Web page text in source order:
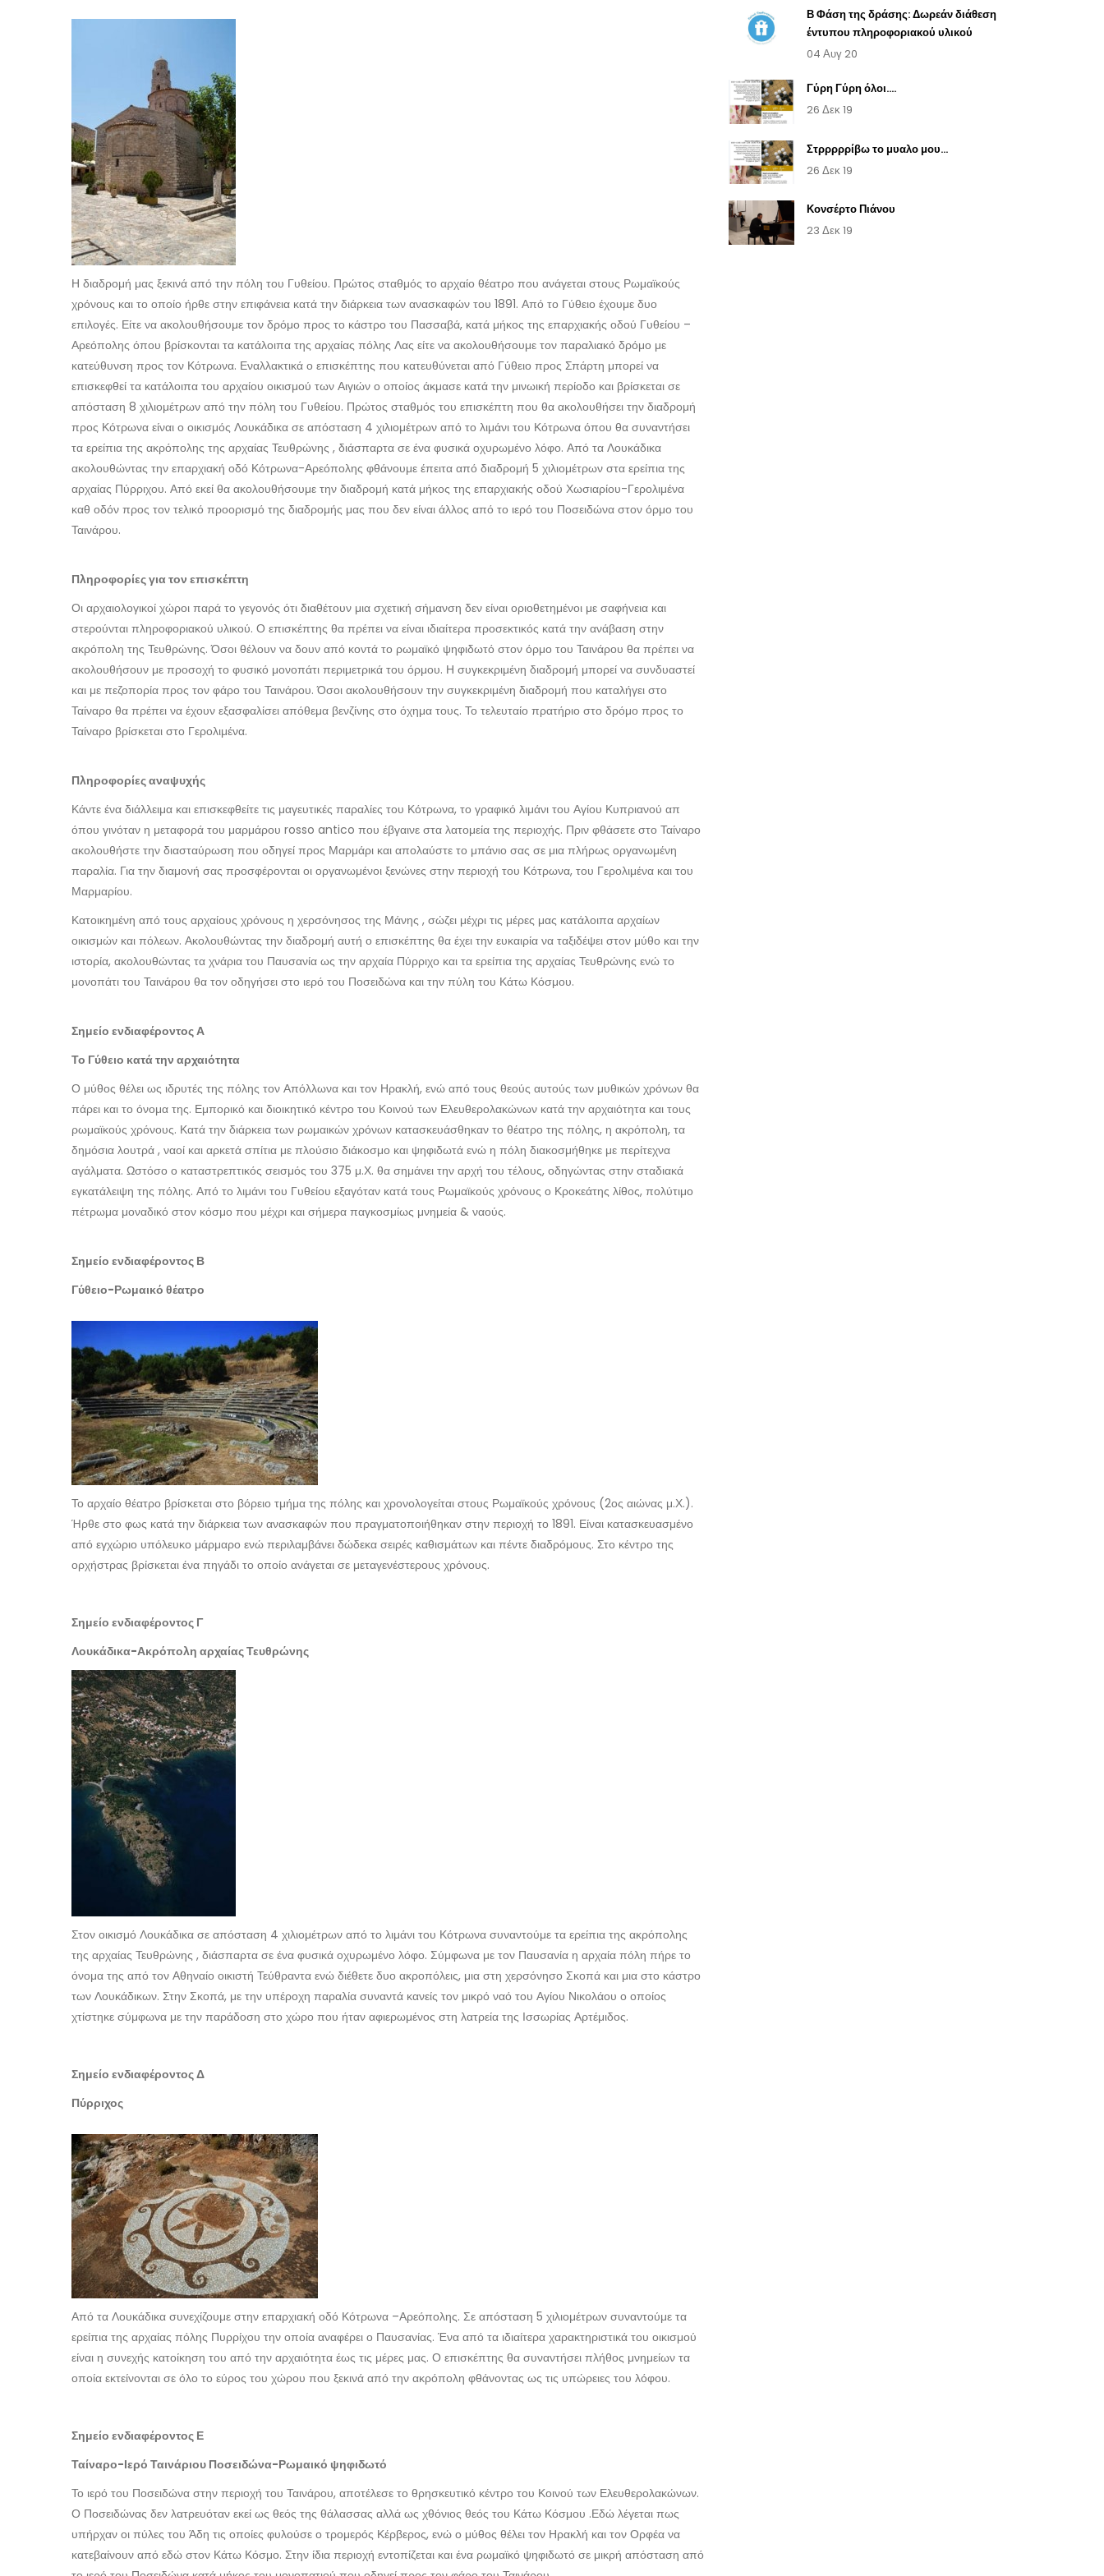
Η διαδρομή μας ξεκινά από την πόλη του Γυθείου. Πρώτος σταθμός το αρχαίο θέατρο που ανάγεται στους Ρωμαϊκούς
χρόνους και το οποίο ήρθε στην επιφάνεια κατά την διάρκεια των ανασκαφών του 1891. Από το Γύθειο έχουμε δυο
επιλογές. Είτε να ακολουθήσουμε τον δρόμο προς το κάστρο του Πασσαβά, κατά μήκος της επαρχιακής οδού Γυθείου –
Αρεόπολης όπου βρίσκονται τα κατάλοιπα της αρχαίας πόλης Λας είτε να ακολουθήσουμε τον παραλιακό δρόμο με
κατεύθυνση προς τον Κότρωνα. Εναλλακτικά ο επισκέπτης που κατευθύνεται από Γύθειο προς Σπάρτη μπορεί να
επισκεφθεί τα κατάλοιπα του αρχαίου οικισμού των Αιγιών ο οποίος άκμασε κατά την μινωική περίοδο και βρίσκεται σε
απόσταση 8 χιλιομέτρων από την πόλη του Γυθείου. Πρώτος σταθμός του επισκέπτη που θα ακολουθήσει την διαδρομή
προς Κότρωνα είναι ο οικισμός Λουκάδικα σε απόσταση 4 χιλιομέτρων από το λιμάνι του Κότρωνα όπου θα συναντήσει
τα ερείπια της ακρόπολης της αρχαίας Τευθρώνης , διάσπαρτα σε ένα φυσικά οχυρωμένο λόφο. Από τα Λουκάδικα
ακολουθώντας την επαρχιακή οδό Κότρωνα-Αρεόπολης φθάνουμε έπειτα από διαδρομή 5 χιλιομέτρων στα ερείπια της
αρχαίας Πύρριχου. Από εκεί θα ακολουθήσουμε την διαδρομή κατά μήκος της επαρχιακής οδού Χωσιαρίου-Γερολιμένα
καθ οδόν προς τον τελικό προορισμό της διαδρομής μας που δεν είναι άλλος από το ιερό του Ποσειδώνα στον όρμο του
Ταινάρου.
Πληροφορίες για τον επισκέπτη
Οι αρχαιολογικοί χώροι παρά το γεγονός ότι διαθέτουν μια σχετική σήμανση δεν είναι οριοθετημένοι με σαφήνεια και
στερούνται πληροφοριακού υλικού. Ο επισκέπτης θα πρέπει να είναι ιδιαίτερα προσεκτικός κατά την ανάβαση στην
ακρόπολη της Τευθρώνης. Όσοι θέλουν να δουν από κοντά το ρωμαϊκό ψηφιδωτό στον όρμο του Ταινάρου θα πρέπει να
ακολουθήσουν με προσοχή το φυσικό μονοπάτι περιμετρικά του όρμου. Η συγκεκριμένη διαδρομή μπορεί να συνδυαστεί
και με πεζοπορία προς τον φάρο του Ταινάρου. Όσοι ακολουθήσουν την συγκεκριμένη διαδρομή που καταλήγει στο
Ταίναρο θα πρέπει να έχουν εξασφαλίσει απόθεμα βενζίνης στο όχημα τους. Το τελευταίο πρατήριο στο δρόμο προς το
Ταίναρο βρίσκεται στο Γερολιμένα.
Πληροφορίες αναψυχής
Κάντε ένα διάλλειμα και επισκεφθείτε τις μαγευτικές παραλίες του Κότρωνα, το γραφικό λιμάνι του Αγίου Κυπριανού απ
όπου γινόταν η μεταφορά του μαρμάρου rosso antico που έβγαινε στα λατομεία της περιοχής. Πριν φθάσετε στο Ταίναρο
ακολουθήστε την διασταύρωση που οδηγεί προς Μαρμάρι και απολαύστε το μπάνιο σας σε μια πλήρως οργανωμένη
παραλία. Για την διαμονή σας προσφέρονται οι οργανωμένοι ξενώνες στην περιοχή του Κότρωνα, του Γερολιμένα και του
Μαρμαρίου.
Κατοικημένη από τους αρχαίους χρόνους η χερσόνησος της Μάνης , σώζει μέχρι τις μέρες μας κατάλοιπα αρχαίων
οικισμών και πόλεων. Ακολουθώντας την διαδρομή αυτή ο επισκέπτης θα έχει την ευκαιρία να ταξιδέψει στον μύθο και την
ιστορία, ακολουθώντας τα χνάρια του Παυσανία ως την αρχαία Πύρριχο και τα ερείπια της αρχαίας Τευθρώνης ενώ το
μονοπάτι του Ταινάρου θα τον οδηγήσει στο ιερό του Ποσειδώνα και την πύλη του Κάτω Κόσμου.
Σημείο ενδιαφέροντος Α
Το Γύθειο κατά την αρχαιότητα
Ο μύθος θέλει ως ιδρυτές της πόλης τον Απόλλωνα και τον Ηρακλή, ενώ από τους θεούς αυτούς των μυθικών χρόνων θα
πάρει και το όνομα της. Εμπορικό και διοικητικό κέντρο του Κοινού των Ελευθερολακώνων κατά την αρχαιότητα και τους
ρωμαϊκούς χρόνους. Κατά την διάρκεια των ρωμαικών χρόνων κατασκευάσθηκαν το θέατρο της πόλης, η ακρόπολη, τα
δημόσια λουτρά , ναοί και αρκετά σπίτια με πλούσιο διάκοσμο και ψηφιδωτά ενώ η πόλη διακοσμήθηκε με περίτεχνα
αγάλματα. Ωστόσο ο καταστρεπτικός σεισμός του 375 μ.Χ. θα σημάνει την αρχή του τέλους, οδηγώντας στην σταδιακά
εγκατάλειψη της πόλης. Από το λιμάνι του Γυθείου εξαγόταν κατά τους Ρωμαϊκούς χρόνους ο Κροκεάτης λίθος, πολύτιμο
πέτρωμα μοναδικό στον κόσμο που μέχρι και σήμερα παγκοσμίως μνημεία & ναούς.
Σημείο ενδιαφέροντος Β
Γύθειο-Ρωμαικό θέατρο
Το αρχαίο θέατρο βρίσκεται στο βόρειο τμήμα της πόλης και χρονολογείται στους Ρωμαϊκούς χρόνους (2ος αιώνας μ.Χ.).
Ήρθε στο φως κατά την διάρκεια των ανασκαφών που πραγματοποιήθηκαν στην περιοχή το 1891. Είναι κατασκευασμένο
από εγχώριο υπόλευκο μάρμαρο ενώ περιλαμβάνει δώδεκα σειρές καθισμάτων και πέντε διαδρόμους. Στο κέντρο της
ορχήστρας βρίσκεται ένα πηγάδι το οποίο ανάγεται σε μεταγενέστερους χρόνους.
Σημείο ενδιαφέροντος Γ
Λουκάδικα-Ακρόπολη αρχαίας Τευθρώνης
Στον οικισμό Λουκάδικα σε απόσταση 4 χιλιομέτρων από το λιμάνι του Κότρωνα συναντούμε τα ερείπια της ακρόπολης
της αρχαίας Τευθρώνης , διάσπαρτα σε ένα φυσικά οχυρωμένο λόφο. Σύμφωνα με τον Παυσανία η αρχαία πόλη πήρε το
όνομα της από τον Αθηναίο οικιστή Τεύθραντα ενώ διέθετε δυο ακροπόλεις, μια στη χερσόνησο Σκοπά και μια στο κάστρο
των Λουκάδικων. Στην Σκοπά, με την υπέροχη παραλία συναντά κανείς τον μικρό ναό του Αγίου Νικολάου ο οποίος
χτίστηκε σύμφωνα με την παράδοση στο χώρο που ήταν αφιερωμένος στη λατρεία της Ισσωρίας Αρτέμιδος.
Σημείο ενδιαφέροντος Δ
Πύρριχος
Από τα Λουκάδικα συνεχίζουμε στην επαρχιακή οδό Κότρωνα –Αρεόπολης. Σε απόσταση 5 χιλιομέτρων συναντούμε τα
ερείπια της αρχαίας πόλης Πυρρίχου την οποία αναφέρει ο Παυσανίας. Ένα από τα ιδιαίτερα χαρακτηριστικά του οικισμού
είναι η συνεχής κατοίκηση του από την αρχαιότητα έως τις μέρες μας. Ο επισκέπτης θα συναντήσει πλήθος μνημείων τα
οποία εκτείνονται σε όλο το εύρος του χώρου που ξεκινά από την ακρόπολη φθάνοντας ως τις υπώρειες του λόφου.
Σημείο ενδιαφέροντος Ε
Ταίναρο-Ιερό Ταινάριου Ποσειδώνα-Ρωμαικό ψηφιδωτό
Το ιερό του Ποσειδώνα στην περιοχή του Ταινάρου, αποτέλεσε το θρησκευτικό κέντρο του Κοινού των Ελευθερολακώνων.
Ο Ποσειδώνας δεν λατρευόταν εκεί ως θεός της θάλασσας αλλά ως χθόνιος θεός του Κάτω Κόσμου .Εδώ λέγεται πως
υπήρχαν οι πύλες του Άδη τις οποίες φυλούσε ο τρομερός Κέρβερος, ενώ ο μύθος θέλει τον Ηρακλή και τον Ορφέα να
κατεβαίνουν από εδώ στον Κάτω Κόσμο. Στην ίδια περιοχή εντοπίζεται και ένα ρωμαϊκό ψηφιδωτό σε μικρή απόσταση από
Β Φάση της δράσης: Δωρεάν διάθεση
έντυπου πληροφοριακού υλικού
04 Αυγ 20
Γύρη Γύρη όλοι....
26 Δεκ 19
Στρρρρρίβω το μυαλο μου...
26 Δεκ 19
Κονσέρτο Πιάνου
23 Δεκ 19